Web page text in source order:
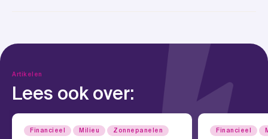
Artikelen
Lees ook over:
Financieel Milieu Zonnepanelen Financieel